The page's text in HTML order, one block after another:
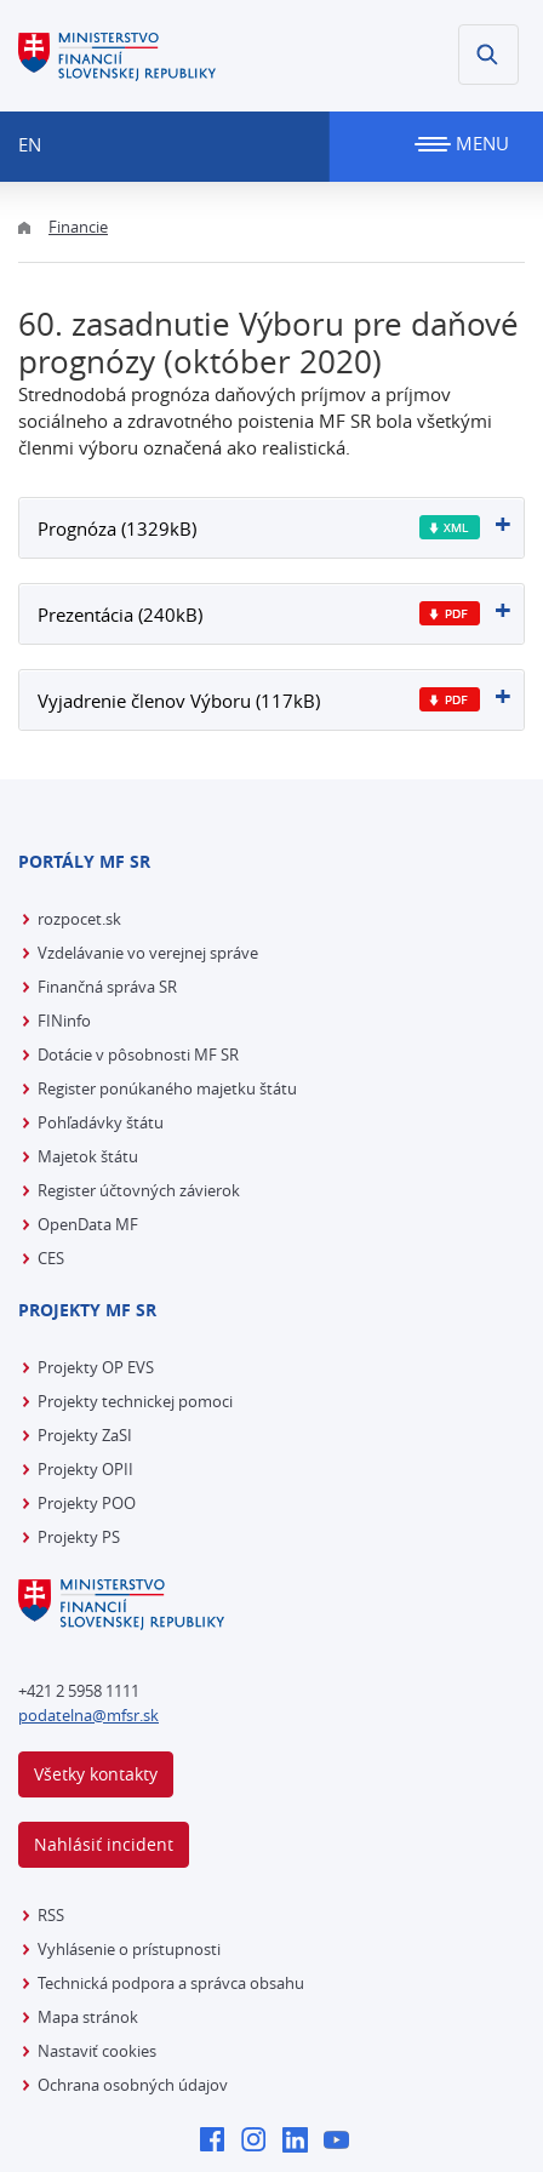
EN MENU
Financie
60. zasadnutie Výboru pre daňové
prognózy (október 2020)
Strednodobá prognóza daňových príjmov a príjmov
sociálneho a zdravotného poistenia MF SR bola všetkými
členmi výboru označená ako realistická.
Prognóza (1329kB)
Prezentácia (240kB)
Vyjadrenie členov Výboru (117kB)
PORTÁLY MF SR
rozpocet.sk
Vzdelávanie vo verejnej správe
Finančná správa SR
FINinfo
Dotácie v pôsobnosti MF SR
Register ponúkaného majetku štátu
Pohľadávky štátu
Majetok štátu
Register účtovných závierok
OpenData MF
CES
PROJEKTY MF SR
Projekty OP EVS
Projekty technickej pomoci
Projekty ZaSI
Projekty OPII
Projekty POO
Projekty PS
+421 2 5958 1111
podatelna@mfsr.sk
Všetky kontakty
Nahlásiť incident
RSS
Vyhlásenie o prístupnosti
Technická podpora a správca obsahu
Mapa stránok
Nastaviť cookies
Ochrana osobných údajov